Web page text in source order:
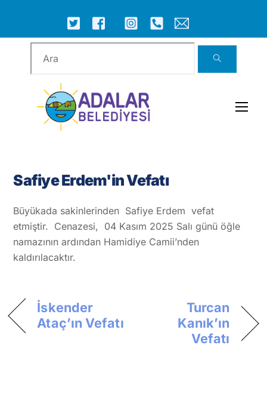
content
ICON
LABEL
ICON
LABEL
ICON
ICON
LABEL
ICON
LABEL
ICON
LABEL
Safiye Erdem'in Vefatı
Büyükada sakinlerinden Safiye Erdem vefat
etmiştir. Cenazesi, 04 Kasım 2025 Salı günü öğle
namazının ardından Hamidiye Camii’nden
kaldırılacaktır.
İskender
Ataç’ın Vefatı
Turcan
Kanık’ın
Vefatı